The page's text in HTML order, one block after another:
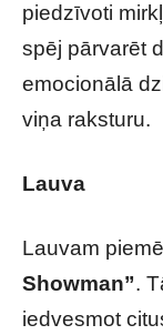
piedzīvoti
spēj pārvarēt
emocionālā
viņa raksturu.
Lauva
Lauvam
Showman”.
iedvesmot